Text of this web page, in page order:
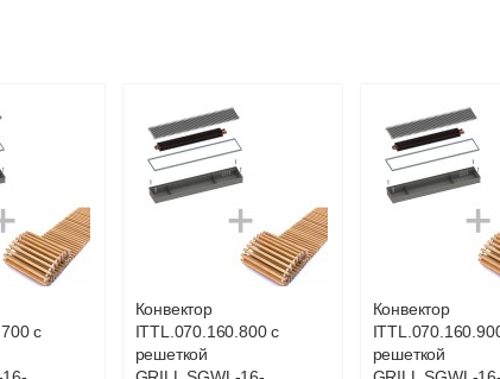
области
до подъезда
money, Qiwi-кошельки и другие).
с
Конвектор
ITTL.070.160.800 с
решеткой
Конвектор
решеткой